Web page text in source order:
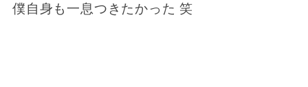
僕自身も一息つきたかった 笑